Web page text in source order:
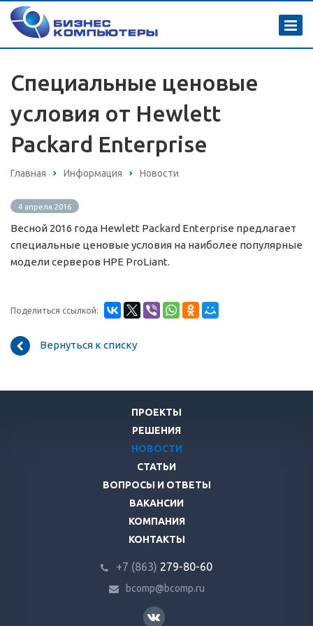
Cпециальные ценовые
условия от Hewlett
Packard Enterprise
Главная Информация Новости
4 апреля 2016
Весной 2016 года Hewlett Packard Enterprise предлагает
специальные ценовые условия на наиболее популярные
модели серверов HPE ProLiant.
Поделиться ссылкой:
Вернуться к списку
ПРОЕКТЫ
РЕШЕНИЯ
НОВОСТИ
СТАТЬИ
ВОПРОСЫ И ОТВЕТЫ
ВАКАНСИИ
КОМПАНИЯ
КОНТАКТЫ
+7 (863) 279-80-60
bcomp@bcomp.ru